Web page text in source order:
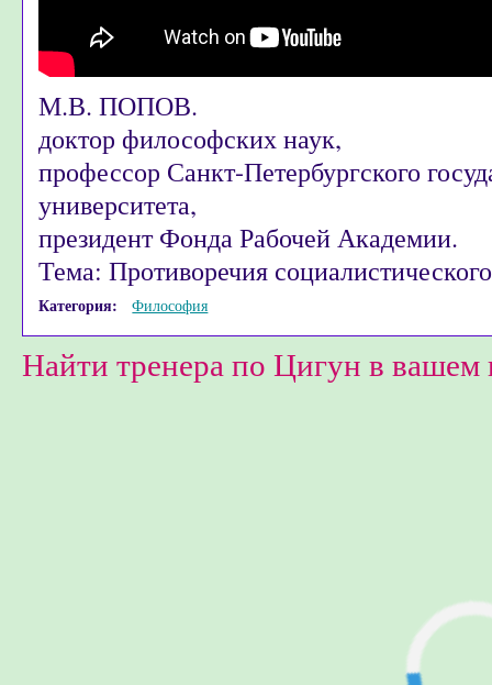
М.В. ПОПОВ.
доктор философских наук,
профессор Санкт-Петербургского
университета,
президент Фонда Рабочей Академии.
Тема: Противоречия
Категория: Философия
Найти тренера по Цигун в вашем